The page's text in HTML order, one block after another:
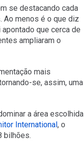
se destacando cada
Ao menos é o que diz
apontado que cerca de
ampliaram o
mais
se, assim, uma
a área escolhida
International, o
bilhões.